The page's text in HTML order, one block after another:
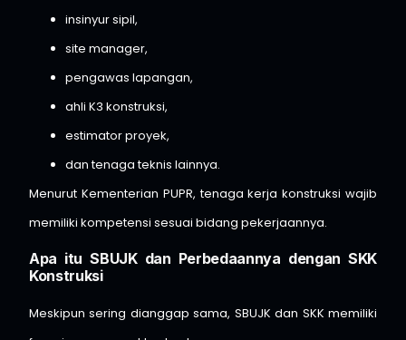
insinyur sipil,
site manager,
pengawas lapangan,
ahli K3 konstruksi,
estimator proyek,
dan tenaga teknis lainnya.
Menurut Kementerian PUPR, tenaga kerja konstruksi wajib
memiliki kompetensi sesuai bidang pekerjaannya.
Apa itu SBUJK dan Perbedaannya dengan SKK
Konstruksi
Meskipun sering dianggap sama, SBUJK dan SKK memiliki